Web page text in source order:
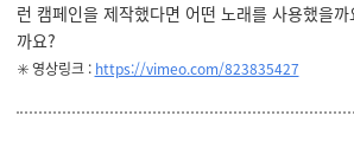
런 캠페인을 제작했다면 어떤 노래를 사용했을까
까요?
✳️ 영상링크 : https://vimeo.com/823835427